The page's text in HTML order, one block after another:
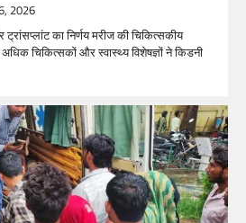
2026
का निर्णय मरीज की चिकित्सकीय
चिकित्सकों और स्वास्थ्य विशेषज्ञों ने किडनी